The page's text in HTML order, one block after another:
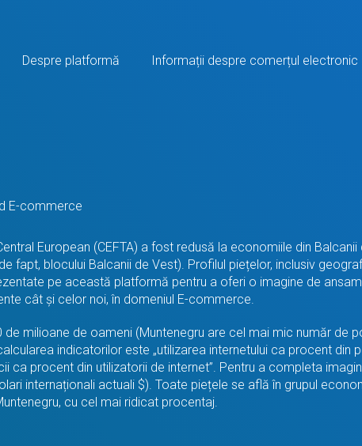
Despre platformă Informații despre comerțul electronic
E-commerce
European (CEFTA) a fost redusă la economiile din
fapt, blocului Balcanii de Vest). Profilul piețelor, inclusiv
pe această platformă pentru a oferi o imagine de
cât și celor noi, în domeniul E-commerce.
milioane de oameni (Muntenegru are cel mai mic număr de
indicatorilor este „utilizarea internetului ca procent din
ca procent din utilizatorii de internet”. Pentru a completa
internaționali actuali $). Toate piețele se află în grupul
cu cel mai ridicat procentaj.